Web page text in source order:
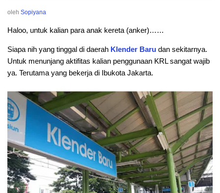
oleh Sopiyana
Haloo, untuk kalian para anak kereta (anker)……
Siapa nih yang tinggal di daerah Klender Baru dan sekitarnya.
Untuk menunjang aktifitas kalian penggunaan KRL sangat wajib
ya. Terutama yang bekerja di Ibukota Jakarta.